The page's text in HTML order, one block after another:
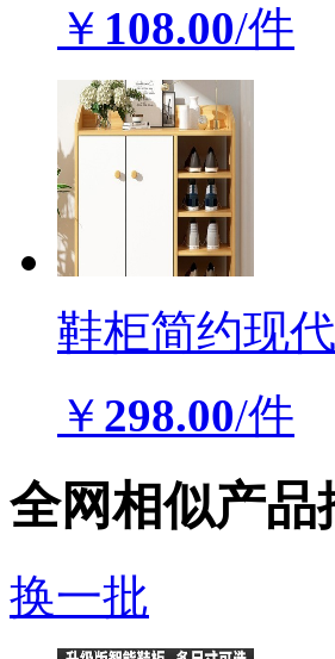
￥ 108.00/件
鞋柜简约现
￥ 298.00/件
全网相似产品
换一批